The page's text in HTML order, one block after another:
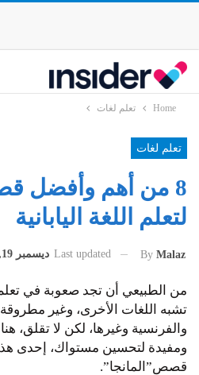
Home تعلم لغات
تعلم لغات
8 من أهم وأفضل
لتعلم اللغة اليابانية
By Malaz
Last updated ديسمبر 19, 2024
من الطبيعي أن تجد صعوبة في تعلم
تشبه اللغات الأخرى، وغير مطروقة
والفرنسية وغيرها، لكن لا تقلق،
ومفيدة لتحسين مستواك، إحدى
قصص”المانجا”.